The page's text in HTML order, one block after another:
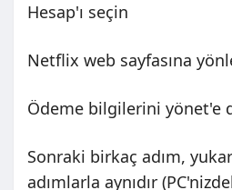
Hesap'ı seçin
Netflix web sayfasına
Ödeme bilgilerini yönet'e
Sonraki birkaç adım,
adımlarla aynıdır